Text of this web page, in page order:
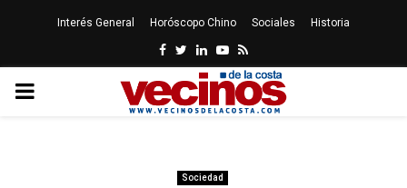
Interés General Horóscopo Chino Sociales Historia
Facebook
Twitter
LinkedinYoutube
Rss
PRIMARY
Sociedad